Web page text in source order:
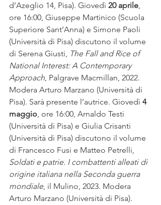
d’Azeglio 14, Pisa). Giovedì 20 aprile,
ore 16:00, Giuseppe Martinico (Scuola
Superiore Sant’Anna) e Simone Paoli
(Università di Pisa) discutono il volume
di Serena Giusti, The Fall and Rice of
National Interest: A Contemporary
Approach, Palgrave Macmillan, 2022.
Modera Arturo Marzano (Università di
Pisa). Sarà presente l’autrice. Giovedì 4
maggio, ore 16:00, Arnaldo Testi
(Università di Pisa) e Giulia Crisanti
(Università di Pisa) discutono il volume
di Francesco Fusi e Matteo Petrelli,
Soldati e patrie. I combattenti alleati di
origine italiana nella Seconda guerra
mondiale, il Mulino, 2023. Modera
Arturo Marzano (Università di Pisa).